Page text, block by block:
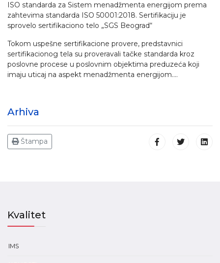
ISO standarda za Sistem menadžmenta energijom prema
zahtevima standarda ISO 50001:2018. Sertifikaciju je
sprovelo sertifikaciono telo „SGS Beograd“
Tokom uspešne sertifikacione provere, predstavnici
sertifikacionog tela su proveravali tačke standarda kroz
poslovne procese u poslovnim objektima preduzeća koji
imaju uticaj na aspekt menadžmenta energijom....
Arhiva
Štampa
Kvalitet
IMS